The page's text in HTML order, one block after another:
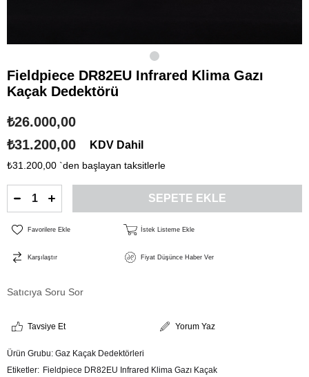
Fieldpiece DR82EU Infrared Klima Gazı
Kaçak Dedektörü
₺26.000,00
KDV Dahil
₺31.200,00
₺31.200,00 `den başlayan taksitlerle
Favorilere Ekle İstek Listeme Ekle
Karşılaştır Fiyat Düşünce Haber Ver
Satıcıya Soru Sor
Tavsiye Et Yorum Yaz
Ürün Grubu: Gaz Kaçak Dedektörleri
Etiketler
Fieldpiece DR82EU Infrared Klima Gazı Kaçak